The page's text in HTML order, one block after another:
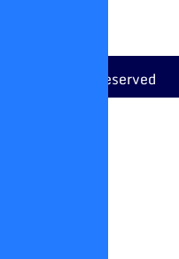
All rights reserved